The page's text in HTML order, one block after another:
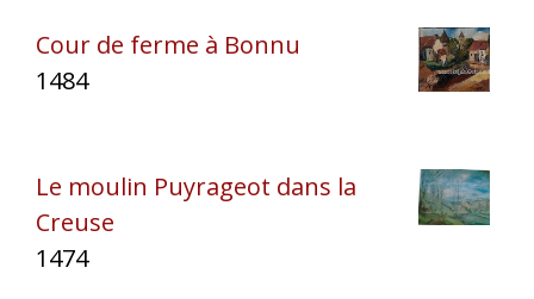
Cour de ferme à Bonnu
1484
Le moulin Puyrageot dans la
Creuse
1474